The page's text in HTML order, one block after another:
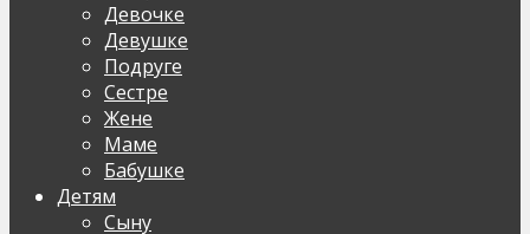
Девочке
Девушке
Подруге
Сестре
Жене
Маме
Бабушке
Детям
Сыну